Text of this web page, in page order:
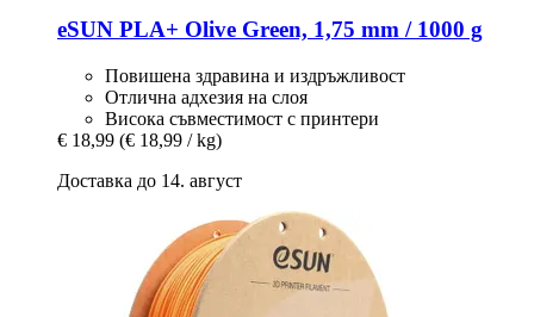
eSUN PLA+ Olive Green, 1,75 mm / 1000 g
Повишена здравина и издръжливост
Отлична адхезия на слоя
Висока съвместимост с принтери
€ 18,99 (€ 18,99 / kg)
Доставка до 14. август